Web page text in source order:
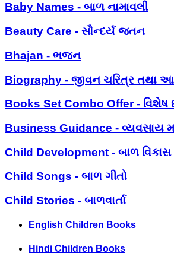
Baby Names - બાળ નામાવલી
Beauty Care - સૌન્દર્ય જતન
Bhajan - ભજન
Biography - જીવન ચરિત્ર તથા
Books Set Combo Offer - વિશેષ
Business Guidance - વ્યવસાય
Child Development - બાળ વિકાસ
Child Songs - બાળ ગીતો
Child Stories - બાળવાર્તા
English Children Books
Hindi Children Books